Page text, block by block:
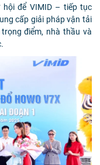
để VIMID – tiếp tục
cấp giải pháp vận tải
điểm, nhà thầu và